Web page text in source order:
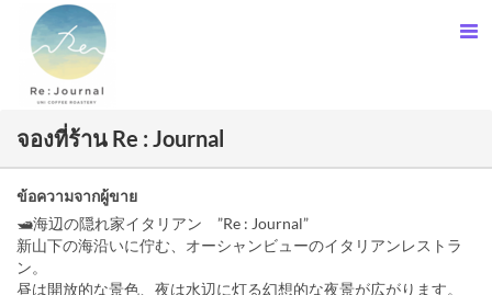
จองที่ร้าน Re : Journal
ข้อความจากผู้ขาย
🛥️海辺の隠れ家イタリアン ”Re : Journal”
新山下の海沿いに佇む、オーシャンビューのイタリアンレストラ
ン。
昼は開放的な景色、夜は水辺に灯る幻想的な夜景が広がります。